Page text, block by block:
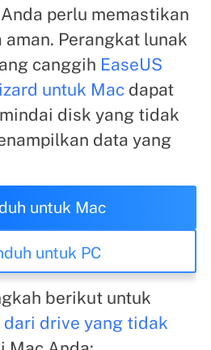
perlu memastikan
Perangkat lunak
canggih EaseUS
untuk Macdapat
disk yang tidak
data yang
untuk Mac
untuk PC
berikut untuk
drive yang tidak